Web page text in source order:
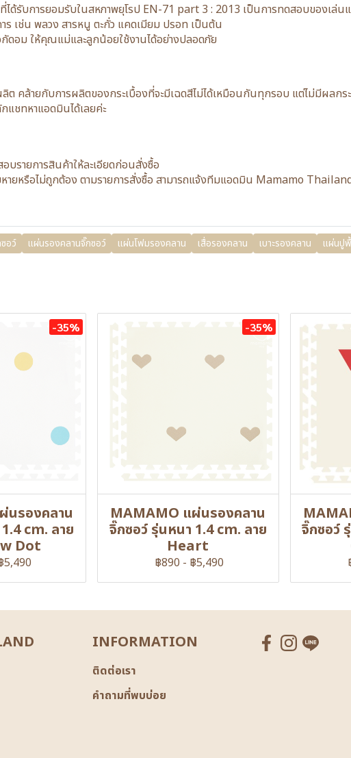
ด้รับการยอมรับในสหภาพยุโรป EN-71 part 3 : 2013 เป็นการทดสอบของเล่น
ร เช่น พลวง สารหนู ตะกั่ว แคดเมียม ปรอท เป็นต้น
ดอม ให้คุณแม่และลูกน้อยใช้งานได้อย่างปลอดภัย
คล้ายกับการผลิตของกระเบื้องที่จะมีเฉดสีไม่ได้เหมือนกันทุกรอบ แต่ไม่มีผลกร
แชทหาแอดมินได้เลยค่ะ
รายการสินค้าให้ละเอียดก่อนสั่งซื้อ
ายหรือไม่ถูกต้อง ตามรายการสั่งซื้อ สามารถแจ้งทีมแอดมิน Mamamo
อว์ แผ่นรองคลานจิ๊กซอว์ แผ่นโฟมรองคลาน เสื่อรองคลาน เบาะรองคลาน แผ่นปู
-35%
นรองคลาน
cm. ลาย
Dot
5,490
-35%
MAMAMO แผ่นรองคลาน
จิ๊กซอว์ รุ่นหนา 1.4 cm. ลาย
Heart
฿890 - ฿5,490
จิ๊กซอว์
INFORMATION
ติดต่อเรา
คำถามที่พบบ่อย